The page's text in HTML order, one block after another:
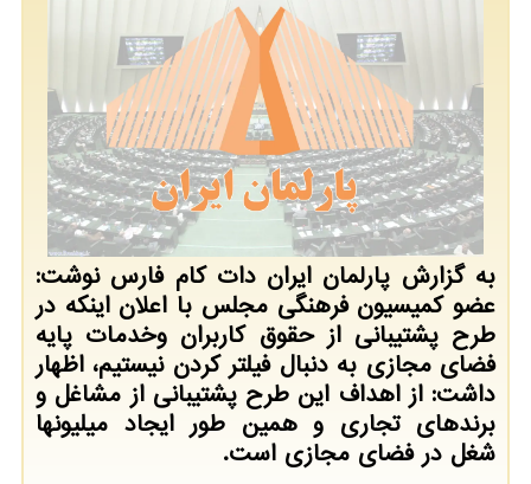
به گزارش پارلمان ایران دات کام فارس نوشت:
عضو کمیسیون فرهنگی مجلس با اعلان اینکه در
طرح پشتیبانی از حقوق کاربران وخدمات پایه
فضای مجازی به دنبال فیلتر کردن نیستیم، اظهار
داشت: از اهداف این طرح پشتیبانی از مشاغل و
برندهای تجاری و همین طور ایجاد میلیونها
شغل در فضای مجازی است.